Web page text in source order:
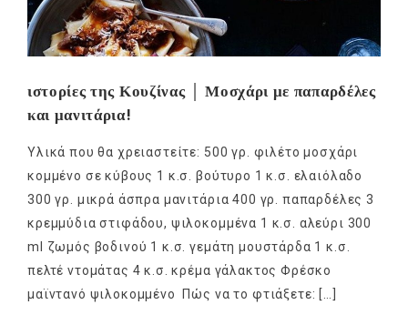
ιστορίες της Κουζίνας │ Μοσχάρι με παπαρδέλες
και μανιτάρια!
Υλικά που θα χρειαστείτε: 500 γρ. φιλέτο μοσχάρι
κομμένο σε κύβους 1 κ.σ. βούτυρο 1 κ.σ. ελαιόλαδο
300 γρ. μικρά άσπρα μανιτάρια 400 γρ. παπαρδέλες 3
κρεμμύδια στιφάδου, ψιλοκομμένα 1 κ.σ. αλεύρι 300
ml ζωμός βοδινού 1 κ.σ. γεμάτη μουστάρδα 1 κ.σ.
πελτέ ντομάτας 4 κ.σ. κρέμα γάλακτος Φρέσκο
μαϊντανό ψιλοκομμένο Πώς να το φτιάξετε: […]